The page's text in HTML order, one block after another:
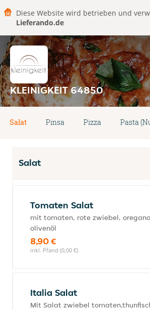
Diese Website wird betrieben und
Lieferando.de
KLEINIGKEIT 64850
Salat Pinsa Pizza Pasta
Salat
Tomaten Salat
mit tomaten, rote zwiebel,
olivenöl
8,90 €
inkl. Pfand (0,00 €)
Italia Salat
Mit Salat zwiebel